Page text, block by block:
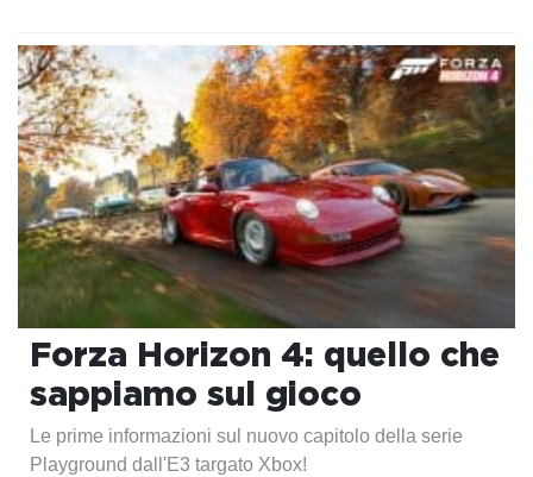
Forza Horizon 4: quello che
sappiamo sul gioco
Le prime informazioni sul nuovo capitolo della serie
Playground dall'E3 targato Xbox!